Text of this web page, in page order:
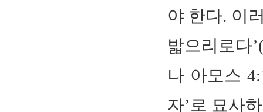
야 한다. 이
밟으리로
나 아모스
자’로 묘사